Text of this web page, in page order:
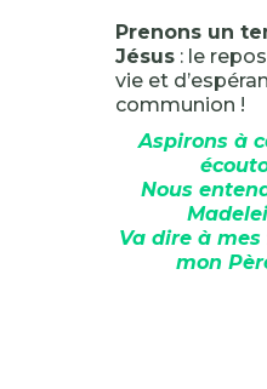
Prenons un
Jésus: le
vie et
communion !
Aspirons à
Nous
Va dire à
mon